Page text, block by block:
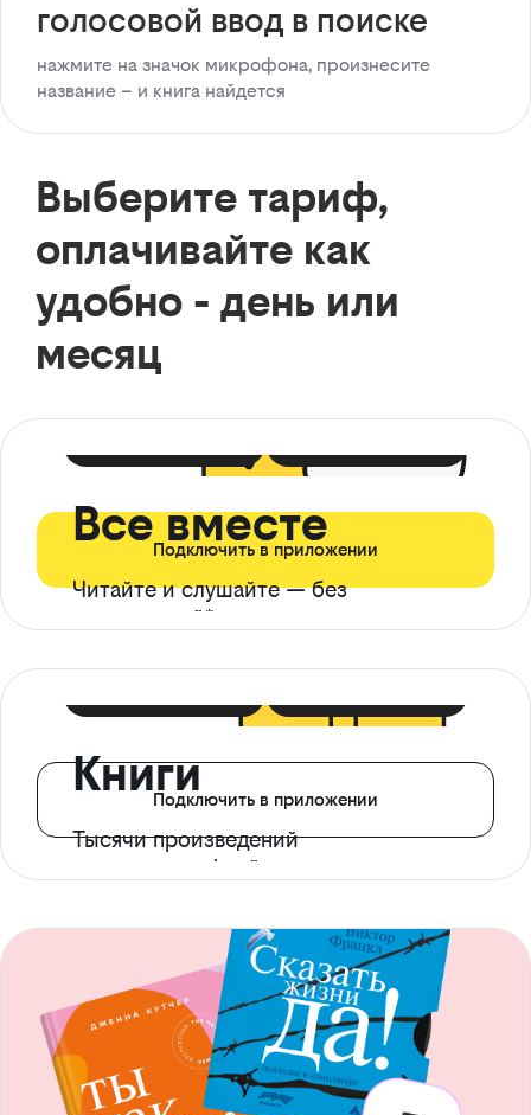
голосовой ввод в поиске
нажмите на значок микрофона, произнесите
название – и книга найдется
Выберите тариф,
оплачивайте как
удобно - день или
месяц
Все вместе
Читайте и слушайте — без
ограничений*
Подключить в приложении
Книги
Тысячи произведений
с доступом офлайн
Подключить в приложении